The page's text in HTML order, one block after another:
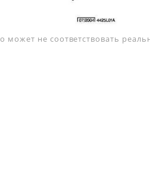
может не соответствовать